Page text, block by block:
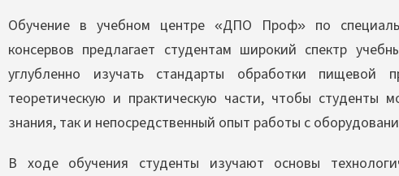
Обучение в учебном центре «ДПО Проф» по
консервов предлагает студентам широкий спектр
углубленно изучать стандарты обработки пищевой
теоретическую и практическую части, чтобы студенты
знания, так и непосредственный опыт работы с
В ходе обучения студенты изучают основы